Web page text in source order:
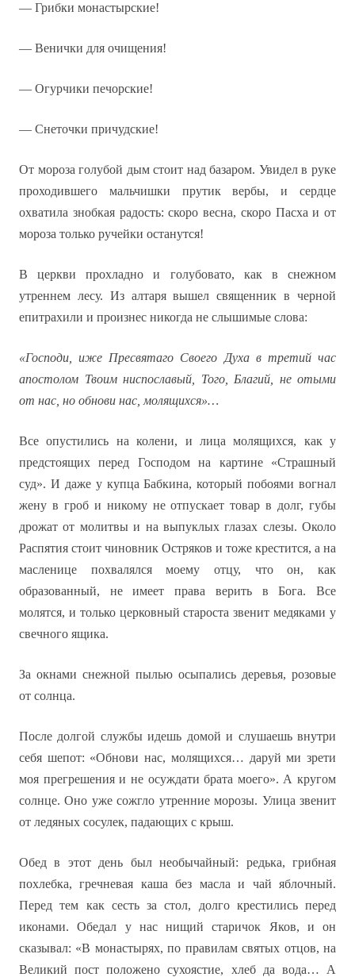
— Грибки монастырские!
— Венички для очищения!
— Огурчики печорские!
— Снеточки причудские!
От мороза голубой дым стоит над базаром. Увидел в руке
проходившего мальчишки прутик вербы, и сердце
охватила знобкая радость: скоро весна, скоро Пасха и от
мороза только ручейки останутся!
В церкви прохладно и голубовато, как в снежном
утреннем лесу. Из алтаря вышел священник в черной
епитрахили и произнес никогда не слышимые слова:
«Господи, иже Пресвятаго Своего Духа в третий час
апостолом Твоим ниспославый, Того, Благий, не отыми
от нас, но обнови нас, молящихся»…
Все опустились на колени, и лица молящихся, как у
предстоящих перед Господом на картине «Страшный
суд». И даже у купца Бабкина, который побоями вогнал
жену в гроб и никому не отпускает товар в долг, губы
дрожат от молитвы и на выпуклых глазах слезы. Около
Распятия стоит чиновник Остряков и тоже крестится, а на
масленице похвалялся моему отцу, что он, как
образованный, не имеет права верить в Бога. Все
молятся, и только церковный староста звенит медяками у
свечного ящика.
За окнами снежной пылью осыпались деревья, розовые
от солнца.
После долгой службы идешь домой и слушаешь внутри
себя шепот: «Обнови нас, молящихся… даруй ми зрети
моя прегрешения и не осуждати брата моего». А кругом
солнце. Оно уже сожгло утренние морозы. Улица звенит
от ледяных сосулек, падающих с крыш.
Обед в этот день был необычайный: редька, грибная
похлебка, гречневая каша без масла и чай яблочный.
Перед тем как сесть за стол, долго крестились перед
иконами. Обедал у нас нищий старичок Яков, и он
сказывал: «В монастырях, по правилам святых отцов, на
Великий пост положено сухоястие, хлеб да вода… А